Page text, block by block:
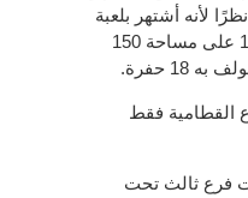
لأنه أشتهر بلعبة
الجولف عند نشأته عام 1921 على مساحة 150
حفرة.
القطامية فقط
فرع ثالث تحت